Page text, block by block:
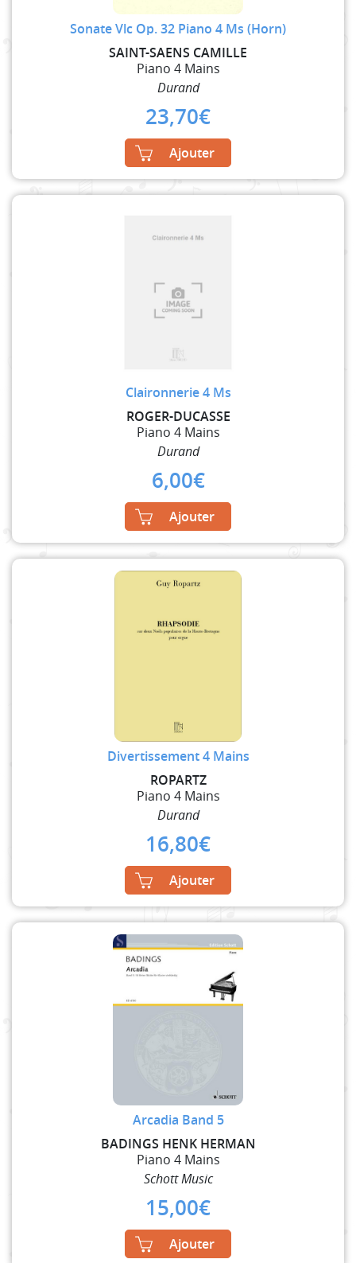
Sonate Vlc Op. 32 Piano 4 Ms (Horn)
SAINT-SAENS CAMILLE
Piano 4 Mains
Durand
23,70€
Ajouter
Claironnerie 4 Ms
ROGER-DUCASSE
Piano 4 Mains
Durand
6,00€
Ajouter
Divertissement 4 Mains
ROPARTZ
Piano 4 Mains
Durand
16,80€
Ajouter
Arcadia Band 5
BADINGS HENK HERMAN
Piano 4 Mains
Schott Music
15,00€
Ajouter